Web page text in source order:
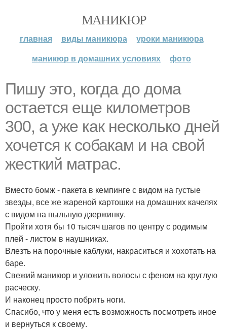
МАНИКЮР
главная виды маникюра
уроки маникюра
маникюр в домашних условиях
фото
Пишу это, когда до дома
остается еще километров
300, а уже как несколько дней
хочется к собакам и на свой
жесткий матрас.
Вместо бомж - пакета в кемпинге с видом на густые
звезды, все же жареной картошки на домашних качелях
с видом на пыльную дзержинку.
Пройти хотя бы 10 тысяч шагов по центру с родимым
плей - листом в наушниках.
Влезть на порочные каблуки, накраситься и хохотать на
баре.
Свежий маникюр и уложить волосы с феном на круглую
расческу.
И наконец просто побрить ноги.
Спасибо, что у меня есть возможность посмотреть иное
и вернуться к своему.